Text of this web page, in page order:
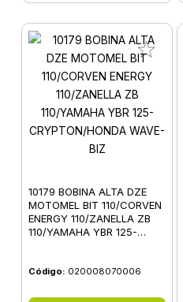
10179 BOBINA ALTA DZE
MOTOMEL BIT 110/CORVEN
ENERGY 110/ZANELLA ZB
110/YAMAHA YBR 125-
Código: 020008070006